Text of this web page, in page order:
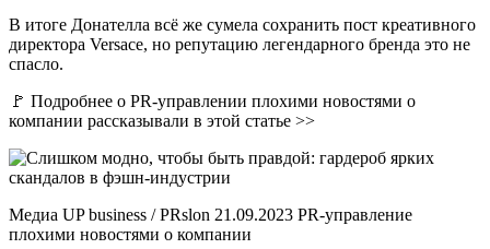
В итоге Донателла всё же сумела сохранить пост креативного
директора Versace, но репутацию легендарного бренда это не
спасло.
🚩 Подробнее о PR-управлении плохими новостями о
компании рассказывали в этой статье >>
Медиа UP business / PRslon 21.09.2023 PR-управление
плохими новостями о компании